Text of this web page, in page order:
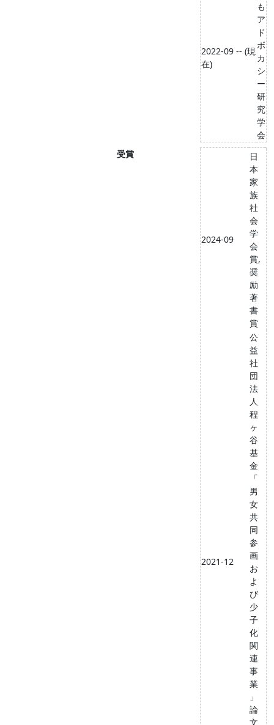
2022-09 -- (現
在)
も
ア
ド
ボ
カ
シ
ー
研
究
学
会
受賞
2024-09
日
本
家
族
社
会
学
会
賞,
奨
励
著
書
賞
2021-12
公
益
社
団
法
人
程
ヶ
谷
基
金
「
男
女
共
同
参
画
お
よ
び
少
子
化
関
連
事
業
」
論
文